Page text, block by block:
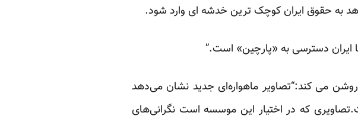
به حقوق ایران کوچک ترین خدشه ای وارد شود.
ایران دسترسی به «پارچین» است.”
می کند:“تصاویر ماهواره‌ای جدید نشان می‌دهد
که در اختیار این موسسه است نگرانی‌های